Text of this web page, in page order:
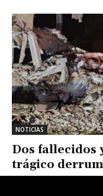
NOTICIAS
Dos fallecidos
trágico